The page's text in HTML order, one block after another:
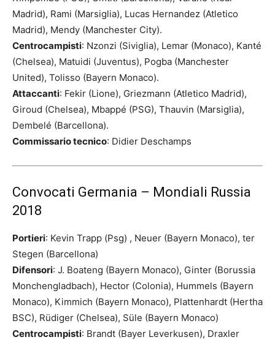
Madrid), Rami (Marsiglia), Lucas Hernandez (Atletico
Madrid), Mendy (Manchester City).
Centrocampisti: Nzonzi (Siviglia), Lemar (Monaco), Kanté
(Chelsea), Matuidi (Juventus), Pogba (Manchester
United), Tolisso (Bayern Monaco).
Attaccanti: Fekir (Lione), Griezmann (Atletico Madrid),
Giroud (Chelsea), Mbappé (PSG), Thauvin (Marsiglia),
Dembelé (Barcellona).
Commissario tecnico: Didier Deschamps
Convocati Germania – Mondiali Russia
2018
Portieri: Kevin Trapp (Psg) , Neuer (Bayern Monaco), ter
Stegen (Barcellona)
Difensori: J. Boateng (Bayern Monaco), Ginter (Borussia
Monchengladbach), Hector (Colonia), Hummels (Bayern
Monaco), Kimmich (Bayern Monaco), Plattenhardt (Hertha
BSC), Rüdiger (Chelsea), Süle (Bayern Monaco)
Centrocampisti: Brandt (Bayer Leverkusen), Draxler